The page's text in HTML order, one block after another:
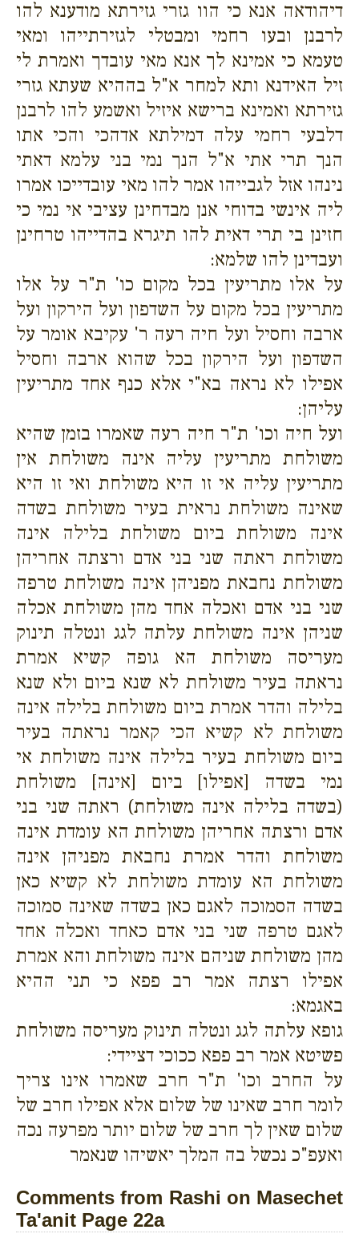
דיהודאה אנא כי הוו גזרי גזירתא מודענא להו
לרבנן ובעו רחמי ומבטלי לגזירתייהו ומאי
טעמא כי אמינא לך אנא מאי עובדך ואמרת לי
זיל האידנא ותא למחר א"ל בההיא שעתא גזרי
גזירתא ואמינא ברישא איזיל ואשמע להו לרבנן
דלבעי רחמי עלה דמילתא אדהכי והכי אתו
הנך תרי אתי א"ל הנך נמי בני עלמא דאתי
נינהו אזל לגבייהו אמר להו מאי עובדייכו אמרו
ליה אינשי בדוחי אנן מבדחינן עציבי אי נמי כי
חזינן בי תרי דאית להו תיגרא בהדייהו טרחינן
ועבדינן להו שלמא:
על אלו מתריעין בכל מקום כו' ת"ר על אלו
מתריעין בכל מקום על השדפון ועל הירקון ועל
ארבה וחסיל ועל חיה רעה ר' עקיבא אומר על
השדפון ועל הירקון בכל שהוא ארבה וחסיל
אפילו לא נראה בא"י אלא כנף אחד מתריעין
עליהן:
ועל חיה וכו' ת"ר חיה רעה שאמרו בזמן שהיא
משולחת מתריעין עליה אינה משולחת אין
מתריעין עליה אי זו היא משולחת ואי זו היא
שאינה משולחת נראית בעיר משולחת בשדה
אינה משולחת ביום משולחת בלילה אינה
משולחת ראתה שני בני אדם ורצתה אחריהן
משולחת נחבאת מפניהן אינה משולחת טרפה
שני בני אדם ואכלה אחד מהן משולחת אכלה
שניהן אינה משולחת עלתה לגג ונטלה תינוק
מעריסה משולחת הא גופה קשיא אמרת
נראתה בעיר משולחת לא שנא ביום ולא שנא
בלילה והדר אמרת ביום משולחת בלילה אינה
משולחת לא קשיא הכי קאמר נראתה בעיר
ביום משולחת בעיר בלילה אינה משולחת אי
נמי בשדה [אפילו] ביום [אינה] משולחת
(בשדה בלילה אינה משולחת) ראתה שני בני
אדם ורצתה אחריהן משולחת הא עומדת אינה
משולחת והדר אמרת נחבאת מפניהן אינה
משולחת הא עומדת משולחת לא קשיא כאן
בשדה הסמוכה לאגם כאן בשדה שאינה סמוכה
לאגם טרפה שני בני אדם כאחד ואכלה אחד
מהן משולחת שניהם אינה משולחת והא אמרת
אפילו רצתה אמר רב פפא כי תני ההיא
באגמא:
גופא עלתה לגג ונטלה תינוק מעריסה משולחת
פשיטא אמר רב פפא ככוכי דציידי:
על החרב וכו' ת"ר חרב שאמרו אינו צריך
לומר חרב שאינו של שלום אלא אפילו חרב של
שלום שאין לך חרב של שלום יותר מפרעה נכה
ואעפ"כ נכשל בה המלך יאשיהו שנאמר
Comments from Rashi on Masechet
Ta'anit Page 22a